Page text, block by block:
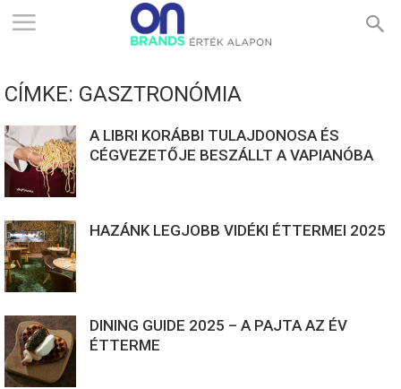
ONBRANDS
ÉRTÉK
ALAPON
CÍMKE: GASZTRONÓMIA
A LIBRI KORÁBBI TULAJDONOSA ÉS
CÉGVEZETŐJE BESZÁLLT A VAPIANÓBA
HAZÁNK LEGJOBB VIDÉKI ÉTTERMEI 2025
DINING GUIDE 2025 – A PAJTA AZ ÉV
ÉTTERME